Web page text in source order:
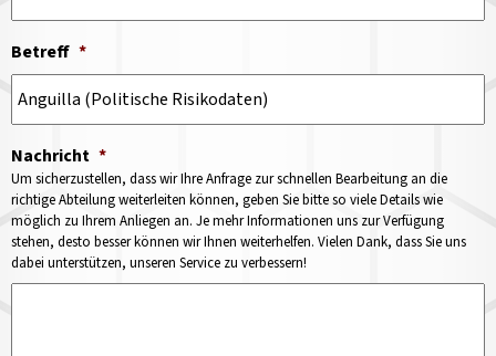
Betreff *
Nachricht *
Um sicherzustellen, dass wir Ihre Anfrage zur schnellen Bearbeitung an die
richtige Abteilung weiterleiten können, geben Sie bitte so viele Details wie
möglich zu Ihrem Anliegen an. Je mehr Informationen uns zur Verfügung
stehen, desto besser können wir Ihnen weiterhelfen. Vielen Dank, dass Sie uns
dabei unterstützen, unseren Service zu verbessern!